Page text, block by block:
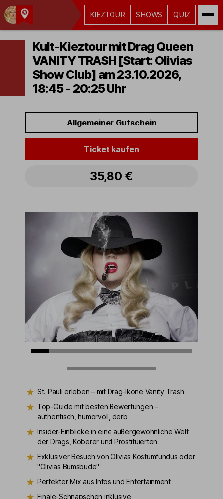
Kult-
Kieztouren
Hamburg
KIEZTOUR SHOWS QUIZ
Kult-Kieztour mit Drag Queen
VANITY TRASH [Start: Olivias
Show Club] am 23.10.2026,
18:45 - 20:25 Uhr
Allgemeiner Gutschein
Ticket kaufen
35,80 €
St. Pauli erleben – mit Drag-Ikone Vanity Trash
Top-Guide mit besten Bewertungen –
authentisch, humorvoll, derb
Insider-Einblicke in eine außergewöhnliche Welt
der Drags, Koberer und Prostituierten
Exklusiver Besuch von Olivias Kostümfundus oder
"Olivias Bumsbude"
Perfekter Mix aus Infos und Entertainment
Finale-Schnäpschen inklusive